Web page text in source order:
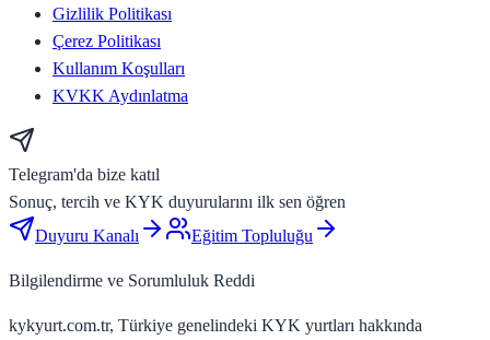
Gizlilik Politikası
Çerez Politikası
Kullanım Koşulları
KVKK Aydınlatma
Telegram'da bize katıl
Sonuç, tercih ve KYK duyurularını ilk sen öğren
Duyuru Kanalı
Eğitim Topluluğu
Bilgilendirme ve Sorumluluk Reddi
kykyurt.com.tr, Türkiye genelindeki KYK yurtları hakkında